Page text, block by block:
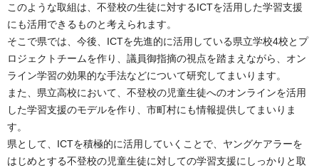
このような取組は、不登校の生徒に対するICTを活用した学習支援
にも活用できるものと考えられます。
そこで県では、今後、ICTを先進的に活用している県立学校4校とプ
ロジェクトチームを作り、議員御指摘の視点を踏まえながら、オン
ライン学習の効果的な手法などについて研究してまいります。
また、県立高校において、不登校の児童生徒へのオンラインを活用
した学習支援のモデルを作り、市町村にも情報提供してまいりま
す。
県として、ICTを積極的に活用していくことで、ヤングケアラーを
はじめとする不登校の児童生徒に対しての学習支援にしっかりと取